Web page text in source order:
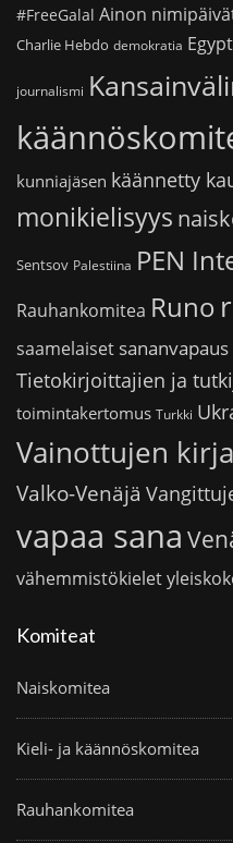
#FreeGalal Ainon
Charlie Hebdo demokratia
journalismi
kunniajäsen käännetty
monikielisyys
Sentsov Palestiina PEN
Rauhankomitea Runo
saamelaiset sananvapaus
Tietokirjoittajien ja
toimintakertomus Turkki
Vainottujen
Valko-Venäjä
vapaa sana
vähemmistökielet
Komiteat
Naiskomitea
Kieli- ja käännöskomitea
Rauhankomitea